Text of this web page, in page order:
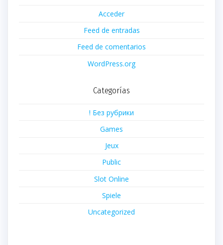
Acceder
Feed de entradas
Feed de comentarios
WordPress.org
Categorías
! Без рубрики
Games
Jeux
Public
Slot Online
Spiele
Uncategorized